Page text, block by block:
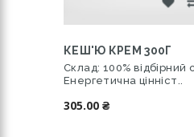
КЕШ'Ю КРЕМ 300Г
Склад: 100% відбірний
Енергетична цінніст..
305.00 ₴